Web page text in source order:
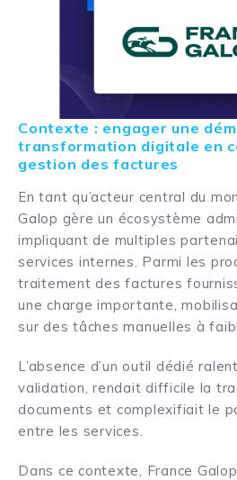
Contexte : engager une
transformation digitale en
gestion des factures
En tant qu’acteur central du
Galop gère un écosystème
impliquant de multiples
services internes. Parmi les
traitement des factures
une charge importante,
sur des tâches manuelles à
L’absence d’un outil dédié
validation, rendait difficile la
documents et complexifiait le
entre les services.
Dans ce contexte, France